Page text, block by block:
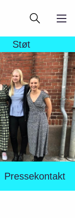
Søg
Støt
Pressekontakt